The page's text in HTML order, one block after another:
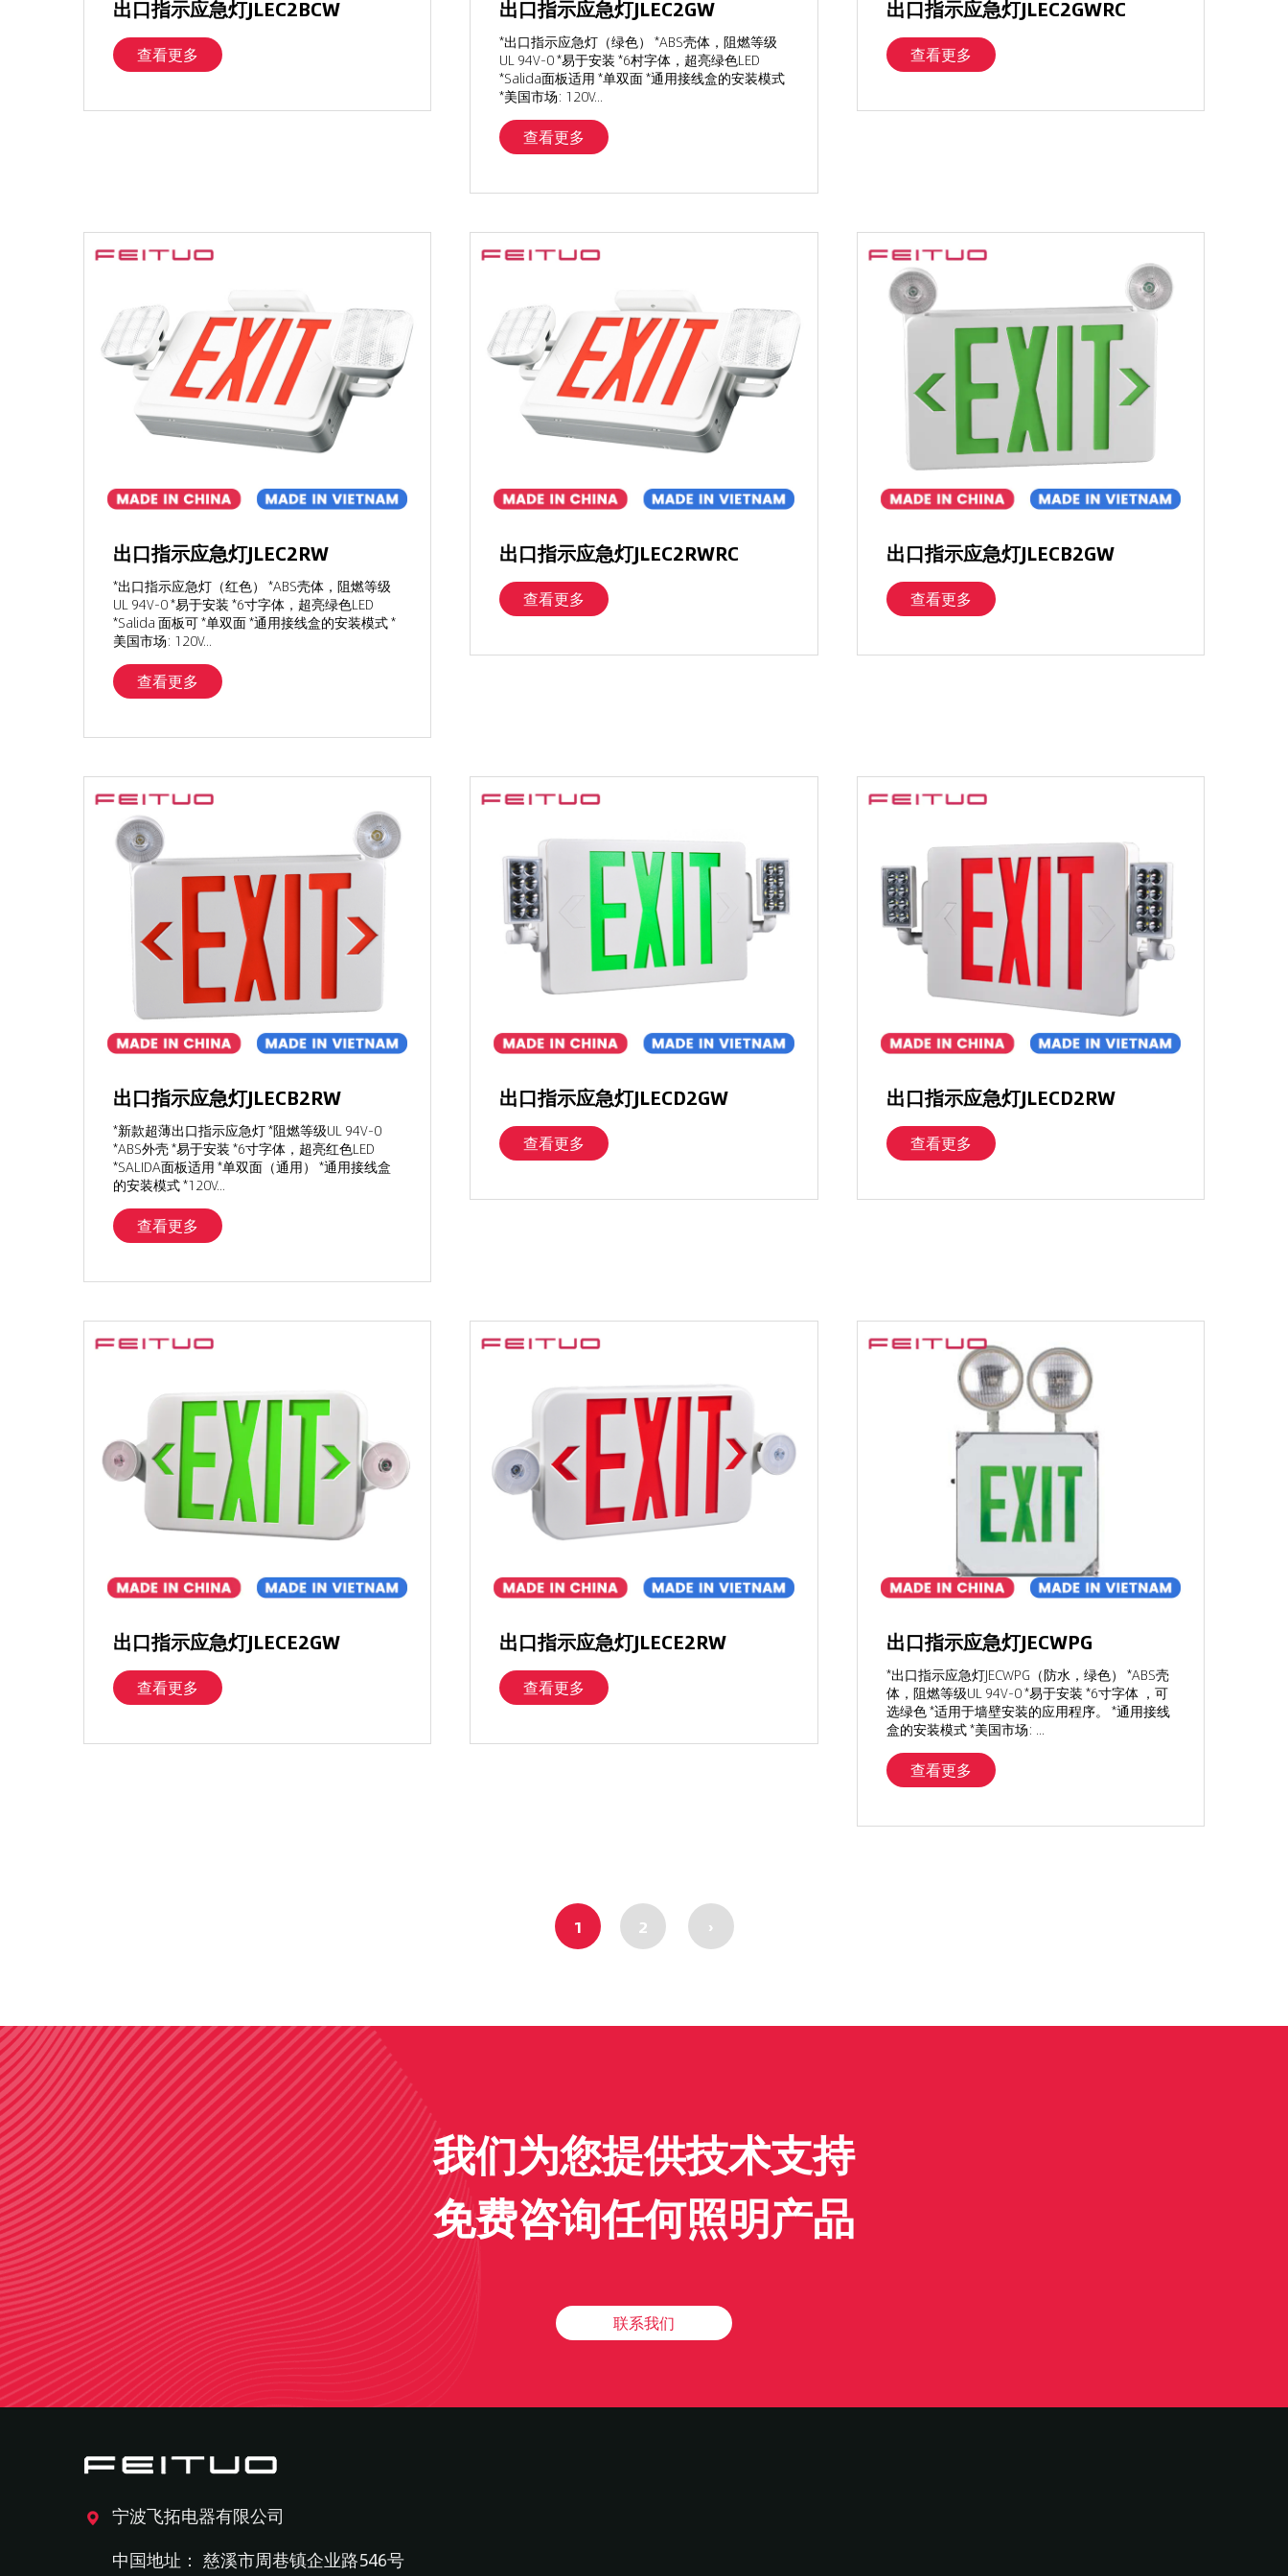
出口指示应急灯JLEC2BCW
查看更多
出口指示应急灯JLEC2GW
*出口指示应急灯（绿色） *ABS壳体，阻燃等级
UL 94V-0 *易于安装 *6村字体，超亮绿色LED
*Salida面板适用 *单双面 *通用接线盒的安装模式
*美国市场: 120V...
查看更多
出口指示应急灯JLEC2GWRC
查看更多
出口指示应急灯JLEC2RW
*出口指示应急灯（红色） *ABS壳体，阻燃等级
UL 94V-0 *易于安装 *6寸字体，超亮绿色LED
*Salida 面板可 *单双面 *通用接线盒的安装模式 *
美国市场: 120V...
查看更多
出口指示应急灯JLEC2RWRC
查看更多
出口指示应急灯JLECB2GW
查看更多
出口指示应急灯JLECB2RW
*新款超薄出口指示应急灯 *阻燃等级UL 94V-0
*ABS外壳 *易于安装 *6寸字体，超亮红色LED
*SALIDA面板适用 *单双面（通用） *通用接线盒
的安装模式 *120V...
查看更多
出口指示应急灯JLECD2GW
查看更多
出口指示应急灯JLECD2RW
查看更多
出口指示应急灯JLECE2GW
查看更多
出口指示应急灯JLECE2RW
查看更多
出口指示应急灯JECWPG
*出口指示应急灯JECWPG（防水，绿色） *ABS壳
体，阻燃等级UL 94V-0 *易于安装 *6寸字体 ，可
选绿色 *适用于墙壁安装的应用程序。 *通用接线
盒的安装模式 *美国市场: ...
查看更多
1 2 ›
我们为您提供技术支持
免费咨询任何照明产品
联系我们
宁波飞拓电器有限公司
中国地址： 慈溪市周巷镇企业路546号